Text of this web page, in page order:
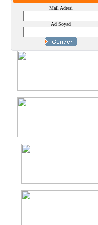
Mail Adresi
Ad Soyad